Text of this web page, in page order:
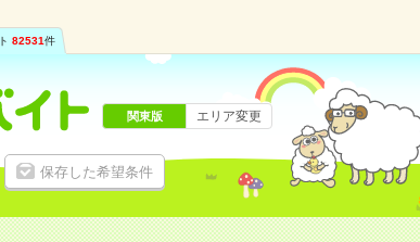
82531件
保存した希望条件
関東版 エリア変更